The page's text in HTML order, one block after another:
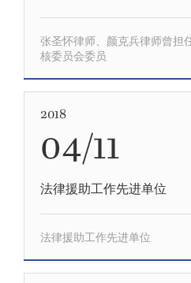
张圣怀律师、颜克兵律师曾担
核委员会委员
2018
04/11
法律援助工作先进单位
法律援助工作先进单位